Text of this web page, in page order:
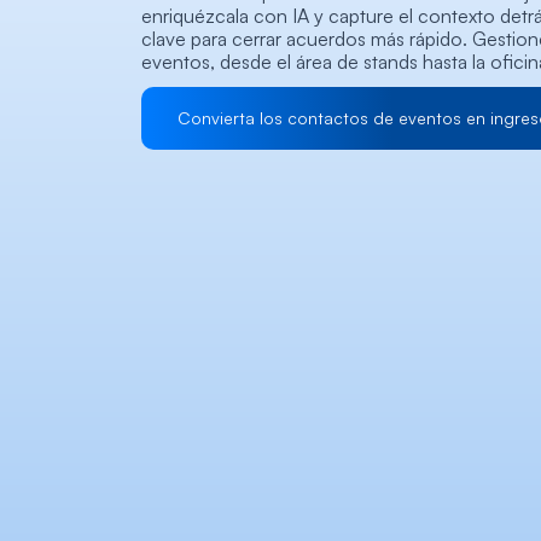
enriquézcala con IA y capture el contexto
clave para cerrar acuerdos más rápido.
eventos, desde el área de stands hasta la
Convierta los contactos de eventos en